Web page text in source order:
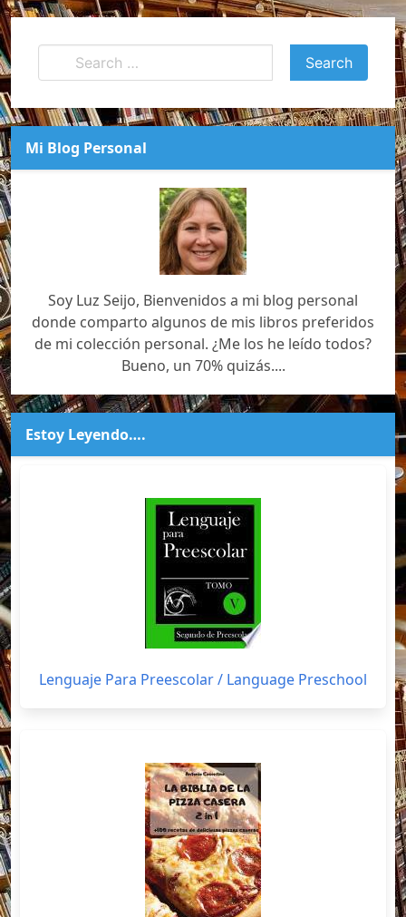
Mi Blog Personal
Soy Luz Seijo, Bienvenidos a mi blog personal
donde comparto algunos de mis libros preferidos
de mi colección personal. ¿Me los he leído todos?
Bueno, un 70% quizás....
Estoy Leyendo….
Lenguaje Para Preescolar / Language Preschool